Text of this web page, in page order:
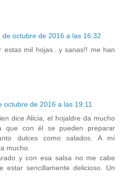
de octubre de 2016 a las 16:32
estas mil hojas...y sanas!! me han
octubre de 2016 a las 19:11
dice Alicia, el hojaldre da mucho
que con él se pueden preparar
dulces como salados. A mí
mucho.
y con esa salsa no me cabe
estar sencillamente delicioso. Un